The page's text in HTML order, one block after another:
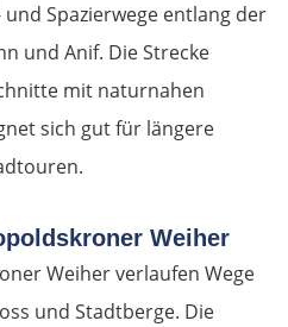
Spazierwege entlang der
und Anif. Die Strecke
mit naturnahen
sich gut für längere
Weiher
Weiher verlaufen Wege
und Stadtberge. Die